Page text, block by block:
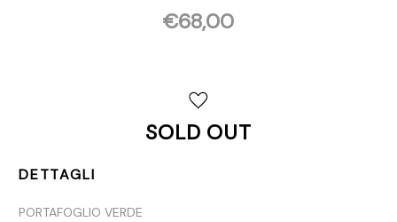
€68,00
SOLD OUT
DETTAGLI
PORTAFOGLIO VERDE